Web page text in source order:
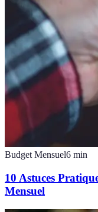
Budget Mensuel6 min
10 Astuces
Mensuel